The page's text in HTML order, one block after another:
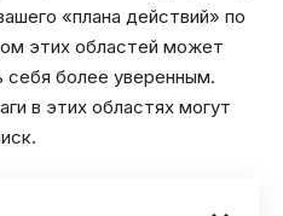
«плана действий» по
этих областей может
себя более уверенным.
в этих областях могут